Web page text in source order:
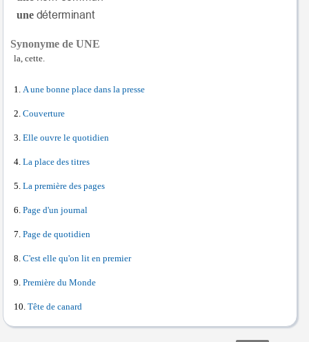
une
Synonyme de UNE
la, cette.
A une bonne place dans la presse
Couverture
Elle ouvre le quotidien
La place des titres
La première des pages
Page d'un journal
Page de quotidien
C'est elle qu'on lit en premier
Première du Monde
Tête de canard